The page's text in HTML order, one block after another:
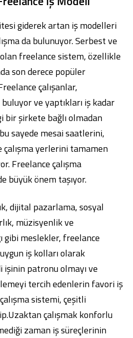
giderek artan iş modelleri
da bulunuyor. Serbest ve
freelance sistem, özellikle
son derece popüler
çalışanlar,
ve yaptıkları iş kadar
bir şirkete bağlı olmadan
sayede mesai saatlerini,
çalışma yerlerini tamamen
Freelance çalışma
büyük önem taşıyor.
dijital pazarlama, sosyal
müzisyenlik ve
gibi meslekler, freelance
iş kolları olarak
patronu olmayı ve
tercih edenlerin favori iş
sistemi, çeşitli
çalışmak konforlu
zaman iş süreçlerinin